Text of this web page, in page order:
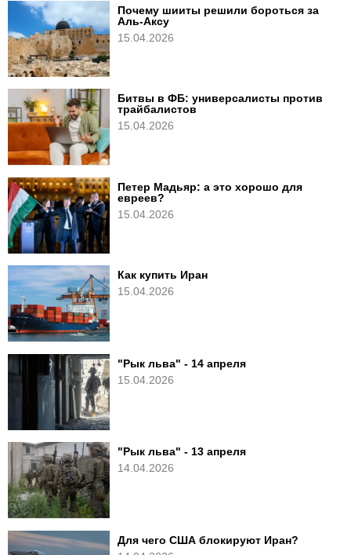
Почему шииты решили бороться за
Аль-Аксу
15.04.2026
Битвы в ФБ: универсалисты против
трайбалистов
15.04.2026
Петер Мадьяр: а это хорошо для
евреев?
15.04.2026
Как купить Иран
15.04.2026
"Рык льва" - 14 апреля
15.04.2026
"Рык льва" - 13 апреля
14.04.2026
Для чего США блокируют Иран?